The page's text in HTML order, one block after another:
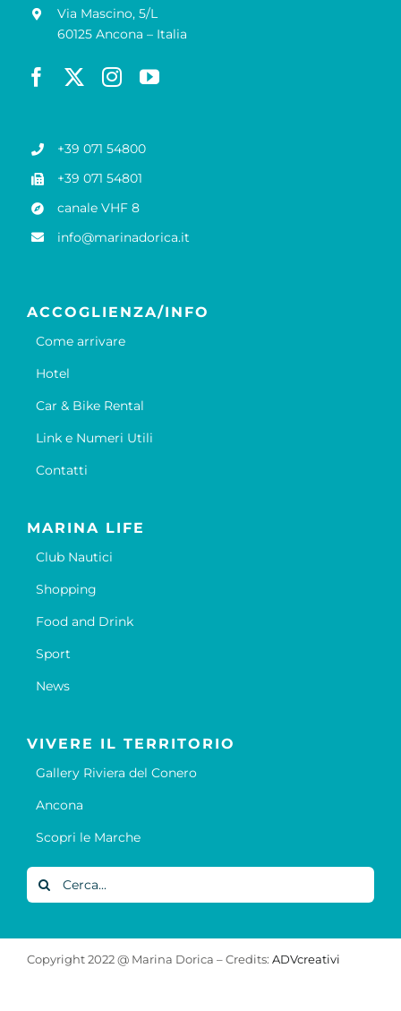
Via Mascino, 5/L
60125 Ancona – Italia
+39 071 54800
+39 071 54801
canale VHF 8
info@marinadorica.it
ACCOGLIENZA/INFO
Come arrivare
Hotel
Car & Bike Rental
Link e Numeri Utili
Contatti
MARINA LIFE
Club Nautici
Shopping
Food and Drink
Sport
News
VIVERE IL TERRITORIO
Gallery Riviera del Conero
Ancona
Scopri le Marche
Cerca
per:
Copyright 2022 @ Marina Dorica – Credits: ADVcreativi